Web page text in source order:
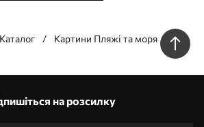
Каталог Картини Пляжі та моря
розмірамина розсилку